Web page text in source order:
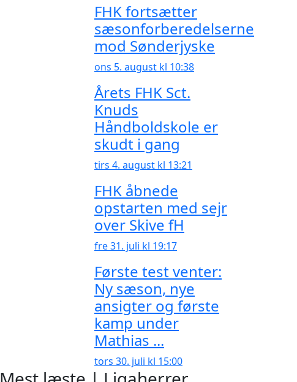
FHK fortsætter
sæsonforberedelserne
mod Sønderjyske
ons 5. august kl 10:38
Årets FHK Sct.
Knuds
Håndboldskole er
skudt i gang
tirs 4. august kl 13:21
FHK åbnede
opstarten med sejr
over Skive fH
fre 31. juli kl 19:17
Første test venter:
Ny sæson, nye
ansigter og første
kamp under
Mathias ...
tors 30. juli kl 15:00